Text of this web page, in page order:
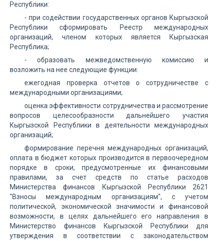
Республики:
- при содействии государственных органов Кыргызской
Республики сформировать Реестр международных
организаций, членом которых является Кыргызская
Республика;
- образовать межведомственную комиссию и
возложить на нее следующие функции:
ежегодная проверка отчетов о сотрудничестве с
международными организациями;
оценка эффективности сотрудничества и рассмотрение
вопросов целесообразности дальнейшего участия
Кыргызской Республики в деятельности международных
организаций;
формирование перечня международных организаций,
оплата в бюджет которых производится в первоочередном
порядке в сроки, предусмотренные их финансовыми
правилами, за счет средств по статье расходов
Министерства финансов Кыргызской Республики 2621
"Взносы международным организациям", с учетом
политической, экономической значимости и финансовой
возможности, в целях дальнейшего его направления в
Министерство финансов Кыргызской Республики для
утверждения в соответствии с законодательством